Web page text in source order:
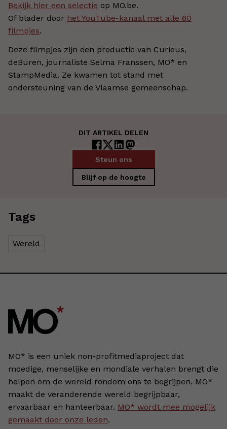
Bekijk hier een selectie op MO.be.
Of blader door het YouTube-kanaal met alle 60
filmpjes.
Deze filmpjes zijn een productie van Curieus,
deBuren, journaliste Selma Franssen, MO* en
StampMedia. Ze kwamen tot stand met
ondersteuning van de Vlaamse gemeenschap.
DIT ARTIKEL DELEN
Steun ons
Blijf op de hoogte
Tags
Wereld
MO* is een uniek non-profitmediaproject dat
moedige, menselijke en mondiale verhalen brengt die
helpen om de wereld rondom ons te begrijpen. MO*
maakt de veranderende wereld begrijpbaar,
ervaarbaar en hanteerbaar. MO* wordt mee mogelijk
gemaakt door onze leden.